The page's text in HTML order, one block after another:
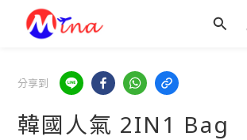
分享到
韓國人氣 2IN1 Bag